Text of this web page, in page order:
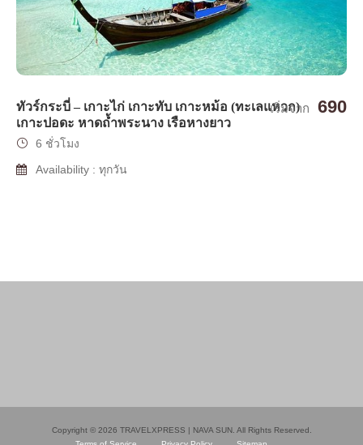
ทัวร์กระบี่ – เกาะไก่ เกาะทับ เกาะหม้อ (ทะเลแหวก)
เกาะปอดะ หาดถ้ำพระนาง เรือหางยาว
เริ่มจาก 690
6 ชั่วโมง
Availability : ทุกวัน
Copyright © 2026 TRAVELXPRESS | NAVA SUN. All Rights Reserved.